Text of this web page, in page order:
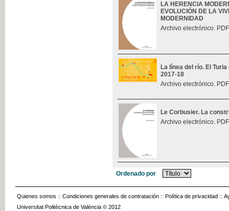
LA HERENCIA
EVOLUCIÓN DE LA
MODERNIDAD
Archivo electrónico.
La línea del río. El
2017-18
Archivo electrónico.
Le Corbusier. La
Archivo electrónico.
Ordenado por
Quienes somos :: Condiciones generales de contratación :: Política de privacidad ::
Universitat Politècnica de València © 2012